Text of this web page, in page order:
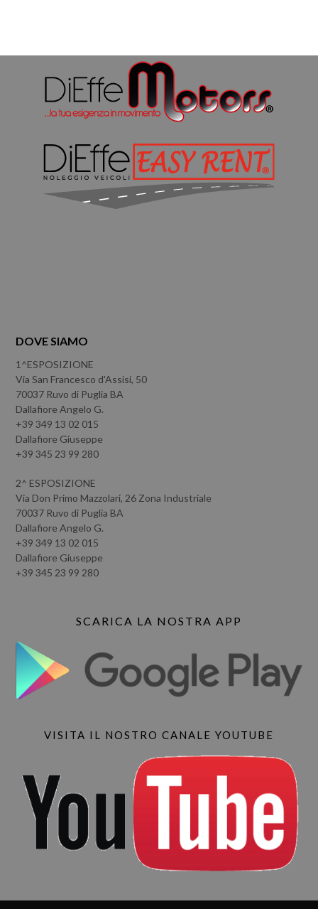
DOVE SIAMO
1^ESPOSIZIONE
Via San Francesco d'Assisi, 50
70037 Ruvo di Puglia BA
Dallafiore Angelo G.
+39 349 13 02 015
Dallafiore Giuseppe
+39 345 23 99 280
2^ ESPOSIZIONE
Via Don Primo Mazzolari, 26 Zona Industriale
70037 Ruvo di Puglia BA
Dallafiore Angelo G.
+39 349 13 02 015
Dallafiore Giuseppe
+39 345 23 99 280
SCARICA LA NOSTRA APP
VISITA IL NOSTRO CANALE YOUTUBE